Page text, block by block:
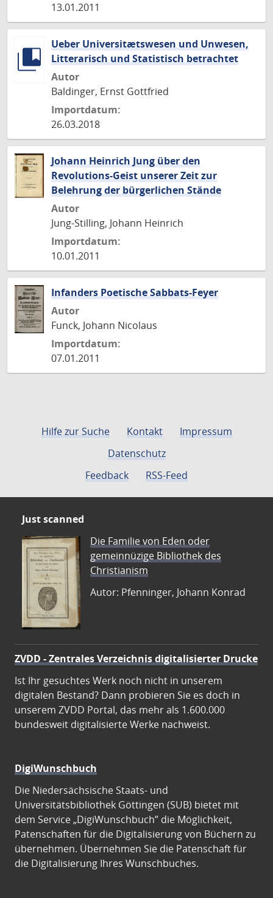
13.01.2011
Ueber Universitætswesen und Unwesen,
Litterarisch und Statistisch betrachtet
Autor
Baldinger, Ernst Gottfried
Importdatum:
26.03.2018
Johann Heinrich Jung über den
Revolutions-Geist unserer Zeit zur
Belehrung der bürgerlichen Stände
Autor
Jung-Stilling, Johann Heinrich
Importdatum:
10.01.2011
Infanders Poetische Sabbats-Feyer
Autor
Funck, Johann Nicolaus
Importdatum:
07.01.2011
Hilfe zur Suche Kontakt
Impressum
Datenschutz
Feedback
RSS-Feed
Just scanned
Die Familie von Eden oder
gemeinnüzige Bibliothek des
Christianism
Autor: Pfenninger, Johann Konrad
ZVDD - Zentrales Verzeichnis digitalisierter Drucke
Ist Ihr gesuchtes Werk noch nicht in unserem
digitalen Bestand? Dann probieren Sie es doch in
unserem ZVDD Portal, das mehr als 1.600.000
bundesweit digitalisierte Werke nachweist.
DigiWunschbuch
Die Niedersächsische Staats- und
Universitätsbibliothek Göttingen (SUB) bietet mit
dem Service „DigiWunschbuch” die Möglichkeit,
Patenschaften für die Digitalisierung von Büchern zu
übernehmen. Übernehmen Sie die Patenschaft für
die Digitalisierung Ihres Wunschbuches.